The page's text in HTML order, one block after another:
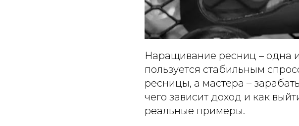
Наращивание ресниц – одна
пользуется стабильным
ресницы, а мастера –
чего зависит доход и как
реальные примеры.